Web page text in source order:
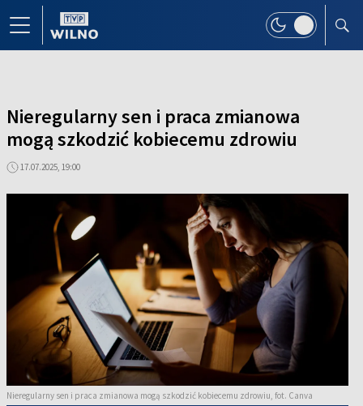
Nieregularny sen i praca zmianowa
mogą szkodzić kobiecemu zdrowiu
17.07.2025, 19:00
Nieregularny sen i praca zmianowa mogą szkodzić kobiecemu zdrowiu, fot. Canva